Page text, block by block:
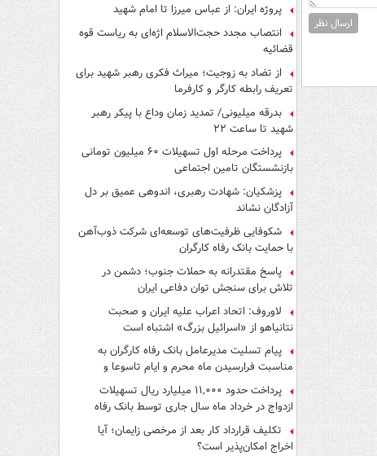
ارسال نظر
پروژه ایران: از عباس میرزا تا امام شهید
انتصاب مجدد حجت‌الاسلام اژه‌ای به ریاست قوه‌
قضائیه
از تضاد به زوجیت؛ میراث فکری رهبر شهید برای
تعریف رابطه کارگر و کارفرما
بدرقه میلیونی/ تمدید زمان وداع با پیکر رهبر
شهید تا ساعت ۲۲
پرداخت مرحله اول تسهیلات ۶۰ میلیون تومانی
بازنشستگان تامین اجتماعی
پزشکیان: شهادت رهبری، اندوهی عمیق بر دل
آزادگان نشاند
شکوفایی ظرفیت‌های توسعه‌ای شرکت ذوب‌آهن
با حمایت‌ بانک رفاه کارگران
پاسخ مقتدرانه به حملات جنوب؛ دشمن در
تلاش برای سنجش توان دفاعی ایران
لاوروف: اتحاد اعراب علیه ایران و صحبت
نتانیاهو از «اسرائیل بزرگ» اشتباه است
پیام تسلیت مدیرعامل بانک رفاه کارگران به
مناسبت فرارسیدن ماه محرم و ایام تاسوعا و
عاشورای حسینی
پرداخت حدود ۱۱,۰۰۰ میلیارد ریال تسهیلات
ازدواج در خرداد ماه سال جاری توسط بانک رفاه
کارگران
تکلیف قرارداد کار بعد از مرخصی زایمان؛ آیا
اخراج امکان‌پذیر است؟